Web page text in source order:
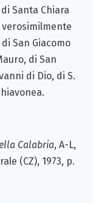
Santa Chiara
verosimilmente
San Giacomo
di San
di Dio, di S.
Calabria, A-L,
(CZ), 1973, p.